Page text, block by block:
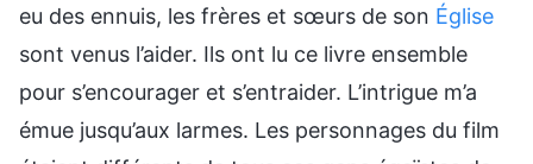
eu des ennuis, les frères et sœurs de son Église
sont venus l’aider. Ils ont lu ce livre ensemble
pour s’encourager et s’entraider. L’intrigue m’a
émue jusqu’aux larmes. Les personnages du film